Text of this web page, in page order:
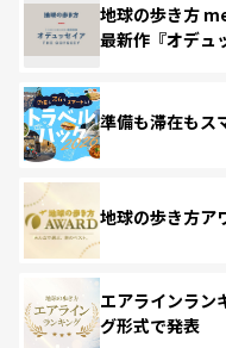
地球の歩き方
最新作『オデュ
準備も滞在も
地球の歩き方ア
エアラインラ
グ形式で発表